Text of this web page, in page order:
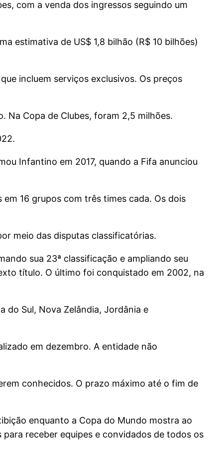
com a venda dos ingressos seguindo um
estimativa de US$ 1,8 bilhão (R$ 10 bilhões)
incluem serviços exclusivos. Os preços
Na Copa de Clubes, foram 2,5 milhões.
Infantino em 2017, quando a Fifa anunciou
16 grupos com três times cada. Os dois
meio das disputas classificatórias.
sua 23ª classificação e ampliando seu
título. O último foi conquistado em 2002, na
do Sul, Nova Zelândia, Jordânia e
em dezembro. A entidade não
conhecidos. O prazo máximo até o fim de
enquanto a Copa do Mundo mostra ao
receber equipes e convidados de todos os